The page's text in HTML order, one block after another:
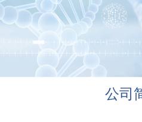
公司